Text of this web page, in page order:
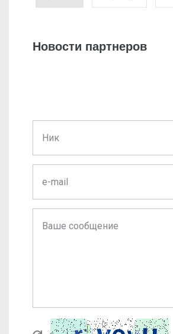
Новости партнеров